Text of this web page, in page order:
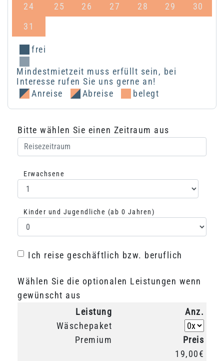
24
25 26 27 28 29
30
31
frei
Mindestmietzeit muss erfüllt sein, bei
Interesse rufen Sie uns gerne an!
Anreise
Abreise belegt
Bitte wählen Sie einen Zeitraum aus
Erwachsene
Auswahl Erwachsene
Kinder und Jugendliche (ab 0 Jahren)
Auswahl Kinder
Ich reise geschäftlich bzw. beruflich
Ich reise geschäftlich bzw. beruflich
Wählen Sie die optionalen Leistungen wenn
gewünscht aus
Leistung
Wäschepaket
Premium
Anz.
Anz.:
Preis
19,00€